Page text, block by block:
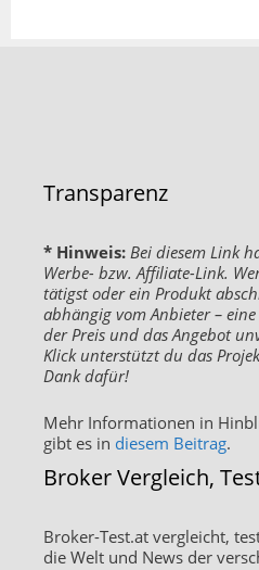
Transparenz
* Hinweis: Bei diesem Link
Werbe- bzw. Affiliate-Link.
tätigst oder ein Produkt
abhängig vom Anbieter –
der Preis und das Angebot
Klick unterstützt du das
Dank dafür!
Mehr Informationen in
gibt es in diesem Beitrag.
Broker Vergleich,
Broker-Test.at vergleicht,
die Welt und News der